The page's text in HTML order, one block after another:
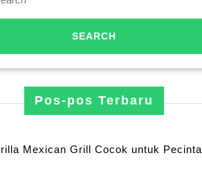
Pos-pos Terbaru
Mexican Grill Cocok untuk Pecinta